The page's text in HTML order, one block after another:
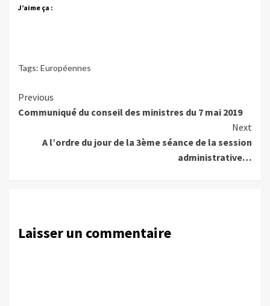
J’aime ça :
Tags: Européennes
Continue
Reading
Previous
Communiqué du conseil des ministres du 7 mai 2019
Next
A l’ordre du jour de la 3ème séance de la session
administrative…
Laisser un commentaire